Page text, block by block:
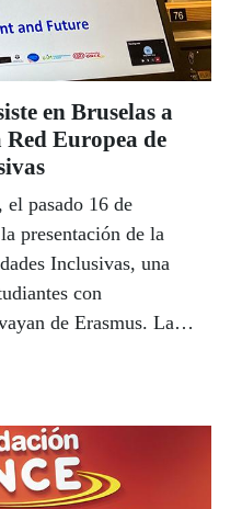
en Bruselas a
Europea de
pasado 16 de
presentación de la
Inclusivas, una
con
de Erasmus. La